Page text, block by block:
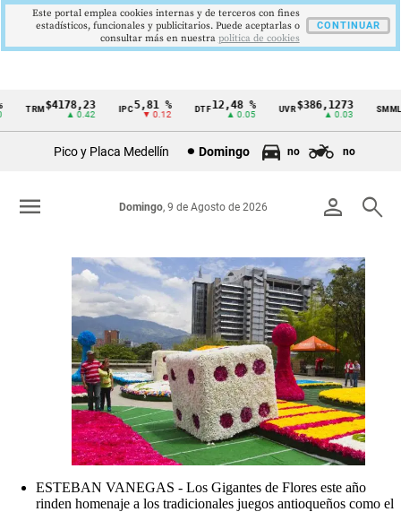
Cintillo
Colombia
$4178,23
▲ 0.42
IPC 5,81 %
▼ 0.12
DTF 12,48 %
▲ 0.05
UVR $386,1273
▲ 0.03
SMMLV
Pico y Placa Medellín Domingo no no
person search
Domingo, 9 de Agosto de 2026
menu
ESTEBAN VANEGAS - Los Gigantes de Flores este año
rinden homenaje a los tradicionales juegos antioqueños como el
Este portal emplea cookies internas y de terceros con fines
estadísticos, funcionales y publicitarios. Puede aceptarlas o
consultar más en nuestra politica de cookies
CONTINUAR